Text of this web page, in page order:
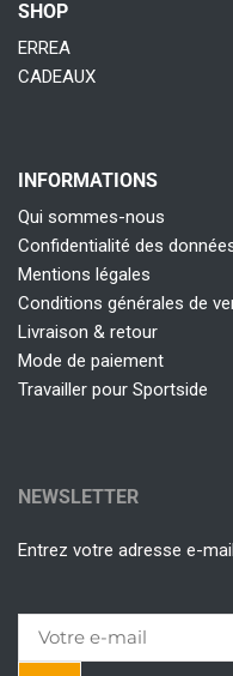
SHOP
ERREA
CADEAUX
INFORMATIONS
Qui sommes-nous
Confidentialité des
Mentions légales
Conditions générales de
Livraison & retour
Mode de paiement
Travailler pour Sportside
NEWSLETTER
Entrez votre adresse e-